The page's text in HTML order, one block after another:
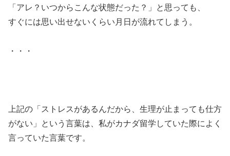
「アレ？いつからこんな状態だった？」と思っても、
すぐには思い出せないくらい月日が流れてしまう。
・・・
上記の「ストレスがあるんだから、生理が止まっても仕方
がない」という言葉は、私がカナダ留学していた際によく
言っていた言葉です。